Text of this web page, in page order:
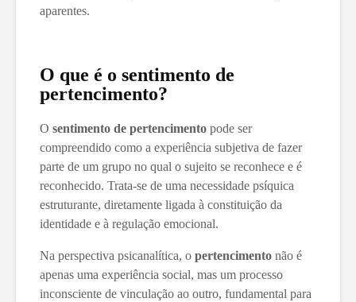
aparentes.
O que é o sentimento de
pertencimento?
O sentimento de pertencimento pode ser
compreendido como a experiência subjetiva de fazer
parte de um grupo no qual o sujeito se reconhece e é
reconhecido. Trata-se de uma necessidade psíquica
estruturante, diretamente ligada à constituição da
identidade e à regulação emocional.
Na perspectiva psicanalítica, o pertencimento não é
apenas uma experiência social, mas um processo
inconsciente de vinculação ao outro, fundamental para